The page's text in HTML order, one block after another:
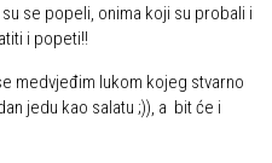
se popeli, onima koji su probali i
i popeti!!
medvjeđim lukom kojeg stvarno
jedu kao salatu ;)), a bit će i